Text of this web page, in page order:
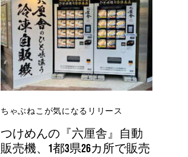
ちゃぶねこが気になるリリース
つけめんの『六厘舎』自動
販売機、1都3県26カ所で販売